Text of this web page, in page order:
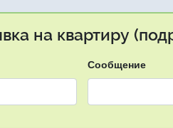
на квартиру
Сообщение